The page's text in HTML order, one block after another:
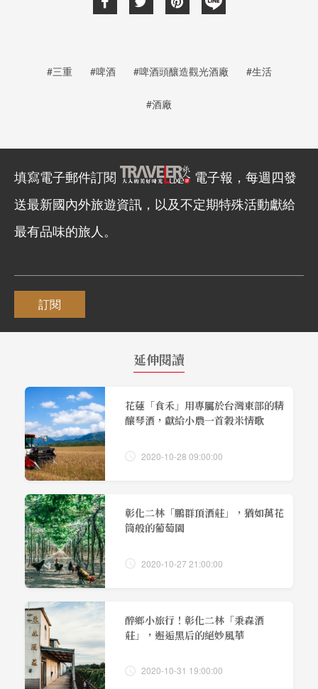
#三重 #啤酒 #啤酒頭釀造觀光酒廠 #生活
#酒廠
填寫電子郵件訂閱
電子報，每週四發
送最新國內外旅遊資訊，以及不定期特殊活動獻給
最有品味的旅人。
訂閱
延伸閱讀
花蓮「食禾」用專屬於台灣東部的精
釀琴酒，獻給小農一首穀米情歌
2020-10-28 09:00:00
彰化二林「鵬群頂酒莊」，猶如萬花
筒般的葡萄園
2020-10-27 21:00:00
醉鄉小旅行！彰化二林「秉森酒
莊」，邂逅黑后的絕妙風華
2020-10-31 19:00:00